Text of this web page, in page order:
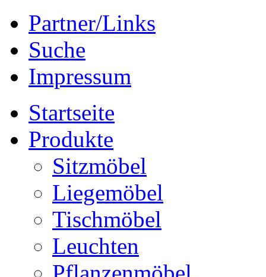
Partner/Links
Suche
Impressum
Startseite
Produkte
Sitzmöbel
Liegemöbel
Tischmöbel
Leuchten